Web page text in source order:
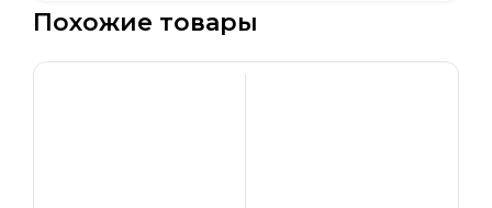
Похожие товары